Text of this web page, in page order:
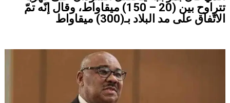
تتراوح بين (20 – 150) ميقاواط، وقال إنّه تمّ
الاتّفاق على مد البلاد بـ(300) ميقاواط